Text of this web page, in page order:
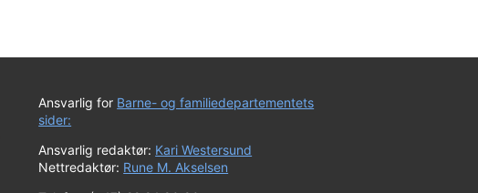
Ansvarlig for Barne- og familiedepartementets
sider:
Ansvarlig redaktør: Kari Westersund
Nettredaktør: Rune M. Akselsen